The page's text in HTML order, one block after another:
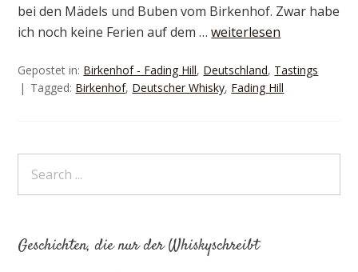
bei den Mädels und Buben vom Birkenhof. Zwar habe
ich noch keine Ferien auf dem …weiterlesen
Gepostet in: Birkenhof - Fading Hill, Deutschland, Tastings
Tagged: Birkenhof, Deutscher Whisky, Fading Hill
Geschichten, die nur der Whiskyschreibt